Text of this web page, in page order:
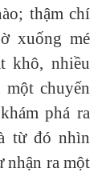
thậm chí
xuống mé
khô, nhiều
một chuyến
phá ra
từ đó nhìn
nhận ra một